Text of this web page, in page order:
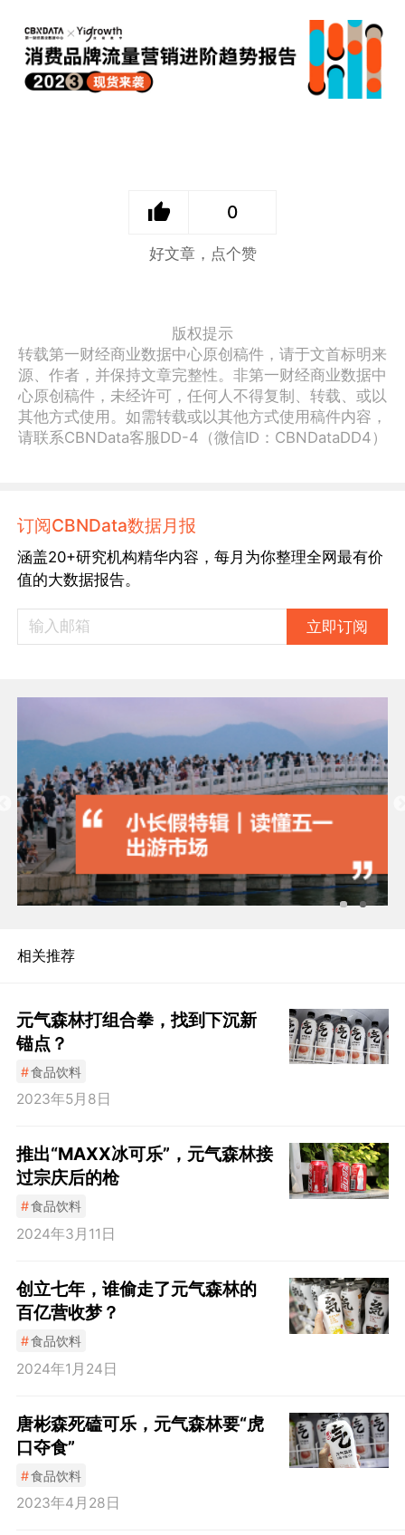
0
好文章，点个赞
版权提示
转载第一财经商业数据中心原创稿件，请于文首标明来
源、作者，并保持文章完整性。非第一财经商业数据中
心原创稿件，未经许可，任何人不得复制、转载、或以
其他方式使用。如需转载或以其他方式使用稿件内容，
请联系CBNData客服DD-4（微信ID：CBNDataDD4）
订阅CBNData数据月报
涵盖20+研究机构精华内容，每月为你整理全网最有价
值的大数据报告。
立即订阅
相关推荐
元气森林打组合拳，找到下沉新
锚点？
#食品饮料
2023年5月8日
推出“MAXX冰可乐”，元气森林接
过宗庆后的枪
#食品饮料
2024年3月11日
创立七年，谁偷走了元气森林的
百亿营收梦？
#食品饮料
2024年1月24日
唐彬森死磕可乐，元气森林要“虎
口夺食”
#食品饮料
2023年4月28日